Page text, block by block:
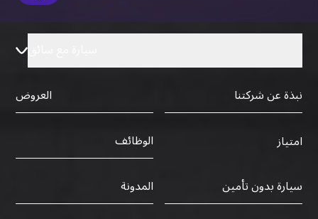
نبذة عن شركتنا
العروض
امتياز
الوظائف
سيارة بدون تأمين
المدونة